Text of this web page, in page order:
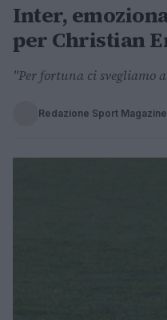
Inter,
per Christian
"Per fortuna ci svegliamo
Redazione Sport Magazine